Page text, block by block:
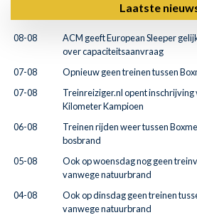
Laatste
08-08
ACM geeft European Sleeper
over capaciteitsaanvraag
07-08
Opnieuw geen treinen tussen
07-08
Treinreiziger.nl opent
Kilometer Kampioen
06-08
Treinen rijden weer tussen
bosbrand
05-08
Ook op woensdag nog geen
vanwege natuurbrand
04-08
Ook op dinsdag geen treinen
vanwege natuurbrand